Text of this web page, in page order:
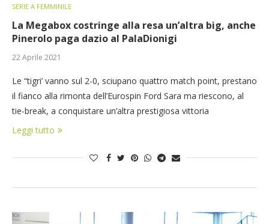
SERIE A FEMMINILE
La Megabox costringe alla resa un’altra big, anche
Pinerolo paga dazio al PalaDionigi
22 Aprile 2021
Le “tigri’ vanno sul 2-0, sciupano quattro match point, prestano
il fianco alla rimonta dell’Eurospin Ford Sara ma riescono, al
tie-break, a conquistare un’altra prestigiosa vittoria
Leggi tutto